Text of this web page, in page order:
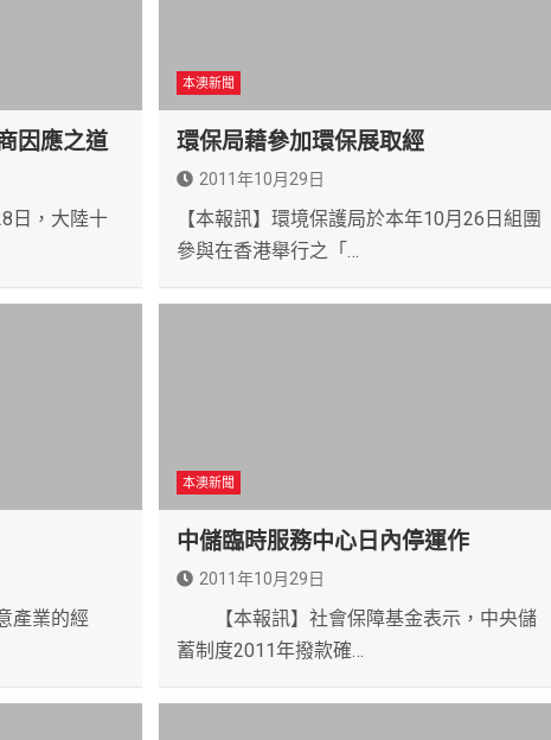
因應之道
日，大陸十
本澳新聞
環保局藉參加環保展取經
2011年10月29日
【本報訊】環境保護局於本年10月26日組團
參與在香港舉行之「…
產業的經
本澳新聞
中儲臨時服務中心日內停運作
2011年10月29日
【本報訊】社會保障基金表示，中央儲
蓄制度2011年撥款確…